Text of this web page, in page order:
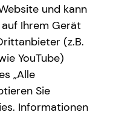
und kann
Ihrem Gerät
(z.B.
YouTube)
„Alle
Sie
Informationen